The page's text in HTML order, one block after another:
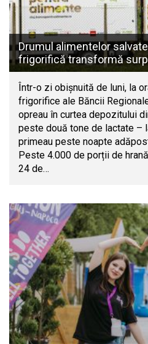
Drumul alimentelor
frigorifică transformă
Într-o zi obișnuită de luni, la
frigorifice ale Băncii
opreau în curtea depozitului
peste două tone de lactate –
primeau peste noapte
Peste 4.000 de porții de
24 de…